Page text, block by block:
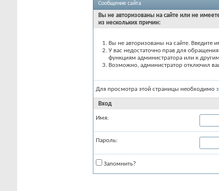
Сообщение сайта
Вы не авторизованы на сайте или не
из нескольких причин:
Вы не авторизованы на сайте. Введите
У вас недостаточно прав для
функциям администратора или к
Возможно, администратор отключил
Для просмотра этой страницы необходимо
Вход
Имя:
Пароль:
Запомнить?